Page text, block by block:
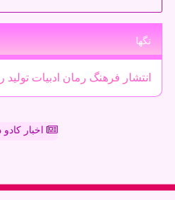
تگها
انتشار فرهنگ رمان ادبیات تولید
اخبار